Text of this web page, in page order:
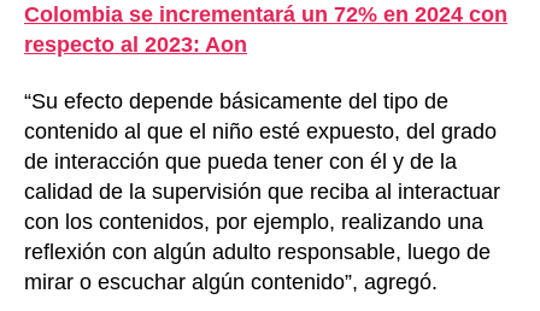
Colombia se incrementará un 72% en 2024 con
respecto al 2023: Aon
“Su efecto depende básicamente del tipo de
contenido al que el niño esté expuesto, del grado
de interacción que pueda tener con él y de la
calidad de la supervisión que reciba al interactuar
con los contenidos, por ejemplo, realizando una
reflexión con algún adulto responsable, luego de
mirar o escuchar algún contenido”, agregó.